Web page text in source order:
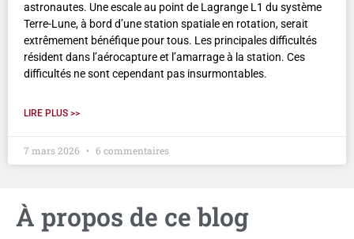
astronautes. Une escale au point de Lagrange L1 du système
Terre-Lune, à bord d’une station spatiale en rotation, serait
extrêmement bénéfique pour tous. Les principales difficultés
résident dans l’aérocapture et l’amarrage à la station. Ces
difficultés ne sont cependant pas insurmontables.
LIRE PLUS >>
7 mars 2026 6 commentaires
À propos de ce blog